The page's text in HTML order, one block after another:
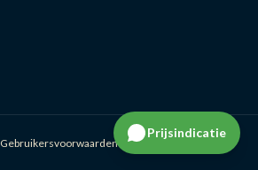
GebruikersvoorwaardenCookiestatement
Prijsindicatie